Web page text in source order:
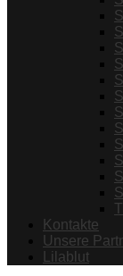
Kontakte
Unsere
Lilablut